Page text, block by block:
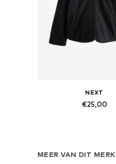
NEXT
€25,00
MEER VAN DIT MERK